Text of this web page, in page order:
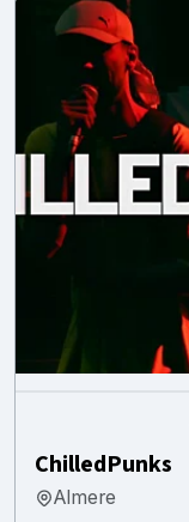
ChilledPunks
Almere